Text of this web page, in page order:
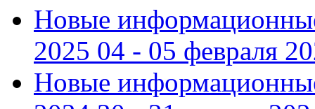
Новые
2025 04 - 05 февраля
Новые